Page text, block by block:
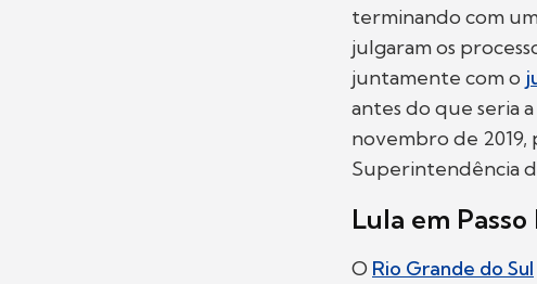
terminando com
julgaram os
juntamente com o
antes do que seria a
novembro de 2019,
Superintendência
Lula em
O Rio Grande do Sul